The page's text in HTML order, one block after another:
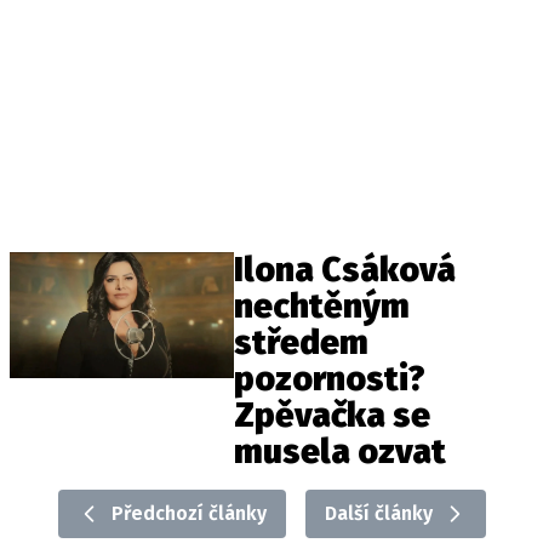
Ilona Csáková
nechtěným
středem
pozornosti?
Zpěvačka se
musela ozvat
Předchozí články Další články